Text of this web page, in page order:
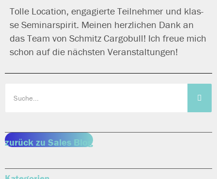
Tolle Location, enga­gier­te Teilnehmer und klas­
se Seminarspirit. Meinen herz­li­chen Dank an
das Team von Schmitz Cargobull! Ich freue mich
schon auf die nächs­ten Veranstaltungen!
zurück zu Sales Blog